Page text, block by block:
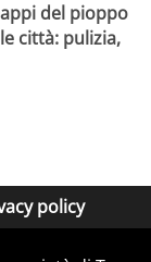
del pioppo
città: pulizia,
policy